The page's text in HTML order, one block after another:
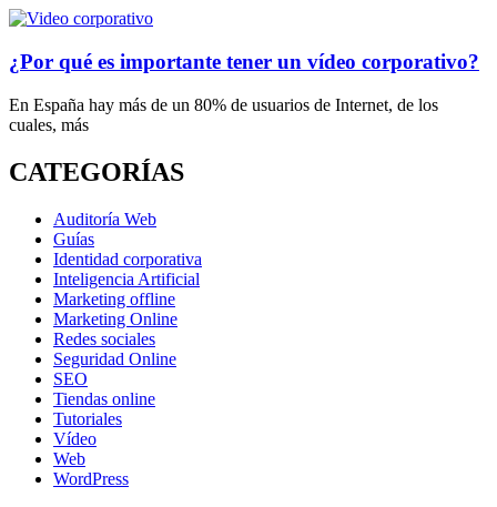
¿Por qué es importante tener un vídeo corporativo?
En España hay más de un 80% de usuarios de Internet, de los
cuales, más
CATEGORÍAS
Auditoría Web
Guías
Identidad corporativa
Inteligencia Artificial
Marketing offline
Marketing Online
Redes sociales
Seguridad Online
SEO
Tiendas online
Tutoriales
Vídeo
Web
WordPress